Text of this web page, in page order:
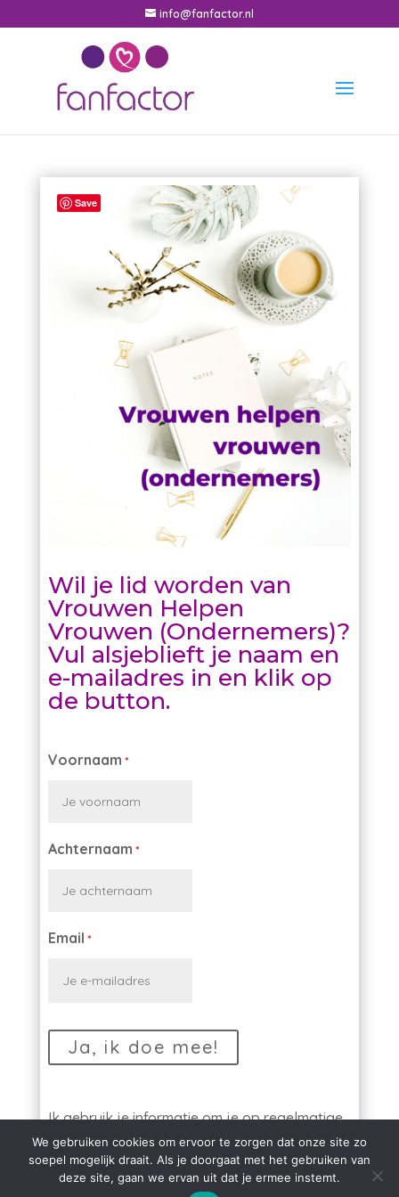
info@fanfactor.nl
Wil je lid worden van
Vrouwen Helpen
Vrouwen (Ondernemers)?
Vul alsjeblieft je naam en
e-mailadres in en klik op
de button.
Voornaam *
Achternaam *
Email *
Ik gebruik je informatie om je op regelmatige
basis een e-mail te sturen met coaching en
leuke tips en tricks
We gebruiken cookies om ervoor te zorgen dat onze site zo
soepel mogelijk draait. Als je doorgaat met het gebruiken van
deze site, gaan we ervan uit dat je ermee instemt.
Save